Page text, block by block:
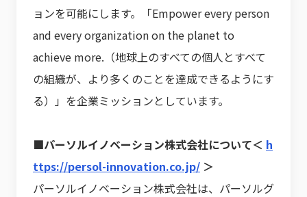
ョンを可能にします。「Empower every person
and every organization on the planet to
achieve more.（地球上のすべての個人とすべて
の組織が、より多くのことを達成できるようにす
る）」を企業ミッションとしています。
■パーソルイノベーション株式会社について＜ h
ttps://persol-innovation.co.jp/ ＞
パーソルイノベーション株式会社は、パーソルグ